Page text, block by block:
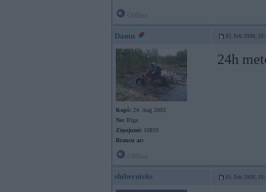
Damn 05. Feb 2008,
Kopš: 24. Aug 2003
No: Rīga
Ziņojumi: 10819
Braucu ar:
24h
shibernieks 05. Feb 2008,